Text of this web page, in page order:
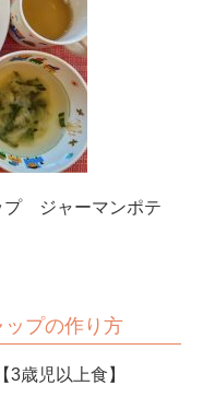
ジャーマンポテ
プの作り方
3歳児以上食】